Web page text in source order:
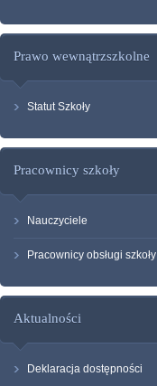
Prawo wewnątrzszkolne
Statut Szkoły
Pracownicy szkoły
Nauczyciele
Pracownicy obsługi szkoły
Aktualności
Deklaracja dostępności